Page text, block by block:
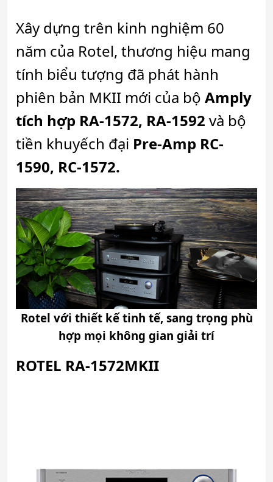
Xây dựng trên kinh nghiệm 60
năm của Rotel, thương hiệu mang
tính biểu tượng đã phát hành
phiên bản MKII mới của bộ Amply
tích hợp RA-1572, RA-1592 và bộ
tiền khuyếch đại Pre-Amp RC-
1590, RC-1572.
Rotel với thiết kế tinh tế, sang trọng phù
hợp mọi không gian giải trí
ROTEL RA-1572MKII